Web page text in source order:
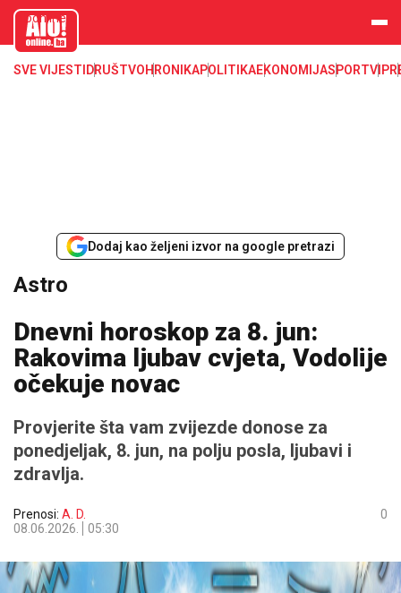
aloonline.b
SVE VIJESTI DRUŠTVOHRONIKAPOLITIKAEKONOMIJASPORTVIP
Dodaj kao željeni izvor na google pretrazi
Astro
Dnevni horoskop za 8. jun:
Rakovima ljubav cvjeta, Vodolije
očekuje novac
Provjerite šta vam zvijezde donose za
ponedjeljak, 8. jun, na polju posla, ljubavi i
zdravlja.
Prenosi: A. D.
08.06.2026.
05:30
0